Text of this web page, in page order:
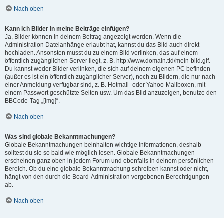
Nach oben
Kann ich Bilder in meine Beiträge einfügen?
Ja, Bilder können in deinem Beitrag angezeigt werden. Wenn die
Administration Dateianhänge erlaubt hat, kannst du das Bild auch direkt
hochladen. Ansonsten musst du zu einem Bild verlinken, das auf einem
öffentlich zugänglichen Server liegt, z. B. http://www.domain.tld/mein-bild.gif.
Du kannst weder Bilder verlinken, die sich auf deinem eigenen PC befinden
(außer es ist ein öffentlich zugänglicher Server), noch zu Bildern, die nur nach
einer Anmeldung verfügbar sind, z. B. Hotmail- oder Yahoo-Mailboxen, mit
einem Passwort geschützte Seiten usw. Um das Bild anzuzeigen, benutze den
BBCode-Tag „[img]“.
Nach oben
Was sind globale Bekanntmachungen?
Globale Bekanntmachungen beinhalten wichtige Informationen, deshalb
solltest du sie so bald wie möglich lesen. Globale Bekanntmachungen
erscheinen ganz oben in jedem Forum und ebenfalls in deinem persönlichen
Bereich. Ob du eine globale Bekanntmachung schreiben kannst oder nicht,
hängt von den durch die Board-Administration vergebenen Berechtigungen
ab.
Nach oben